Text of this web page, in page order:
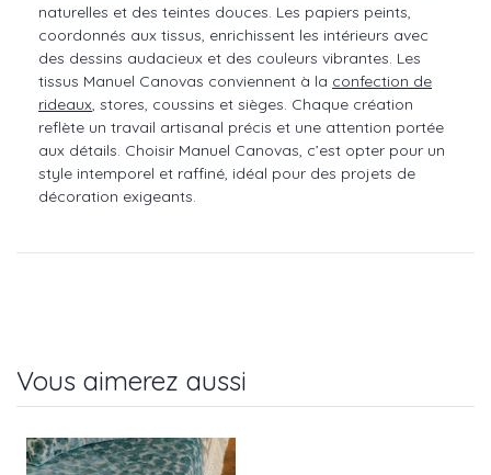
naturelles et des teintes douces. Les papiers peints,
coordonnés aux tissus, enrichissent les intérieurs avec
des dessins audacieux et des couleurs vibrantes. Les
tissus Manuel Canovas conviennent à la confection de
rideaux , stores, coussins et sièges. Chaque création
reflète un travail artisanal précis et une attention portée
aux détails. Choisir Manuel Canovas, c’est opter pour un
style intemporel et raffiné, idéal pour des projets de
décoration exigeants.
Vous aimerez aussi